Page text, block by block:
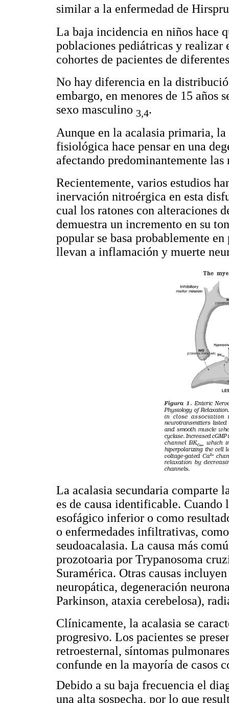
similar a la enfermedad de
La baja incidencia en niños hace
poblaciones pediátricas y
cohortes de pacientes de
No hay diferencia en la
embargo, en menores de 15 años
sexo masculino 3,4.
Aunque en la acalasia primaria,
fisiológica hace pensar en una
afectando predominantemente
Recientemente, varios estudios
inervación nitroérgica en esta
cual los ratones con alteraciones
demuestra un incremento en su
popular se basa probablemente
llevan a inflamación y muerte
La acalasia secundaria comparte
es de causa identificable.
esofágico inferior o como
o enfermedades infiltrativas,
seudoacalasia. La causa más
prozotoaria por Trypanosoma
Suramérica. Otras causas
neuropática, degeneración
Parkinson, ataxia cerebelosa),
Clínicamente, la acalasia se
progresivo. Los pacientes se
retroesternal, síntomas
confunde en la mayoría de casos
Debido a su baja frecuencia el
una alta sospecha, por lo que